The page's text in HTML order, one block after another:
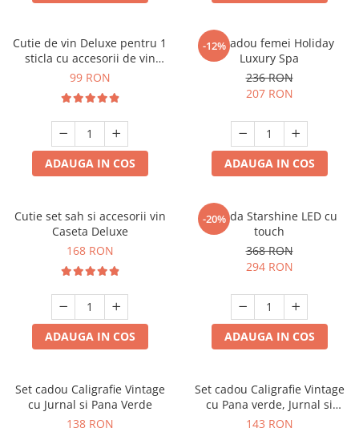
Cutie de vin Deluxe pentru 1
sticla cu accesorii de vin
incluse piele ecologica de
99 RON
ADAUGA IN COS
-12%
Set cadou femei Holiday
Luxury Spa
236 RON
207 RON
ADAUGA IN COS
Cutie set sah si accesorii vin
Caseta Deluxe
168 RON
ADAUGA IN COS
-20%
Oglinda Starshine LED cu
touch
368 RON
294 RON
ADAUGA IN COS
Set cadou Caligrafie Vintage
cu Jurnal si Pana Verde
138 RON
Set cadou Caligrafie Vintage
cu Pana verde, Jurnal si
Suport pentru stilou, 9 piese
143 RON